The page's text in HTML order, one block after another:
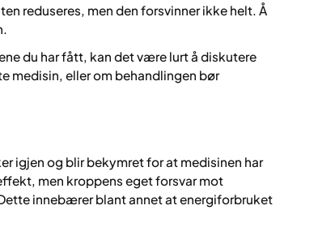
reduseres, men den forsvinner ikke helt. Å
du har fått, kan det være lurt å diskutere
medisin, eller om behandlingen bør
igjen og blir bekymret for at medisinen har
men kroppens eget forsvar mot
innebærer blant annet at energiforbruket